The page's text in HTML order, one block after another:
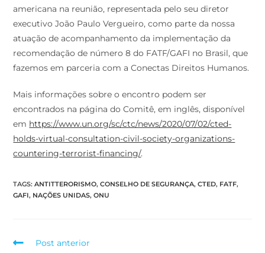
americana na reunião, representada pelo seu diretor
executivo João Paulo Vergueiro, como parte da nossa
atuação de acompanhamento da implementação da
recomendação de número 8 do FATF/GAFI no Brasil, que
fazemos em parceria com a Conectas Direitos Humanos.
Mais informações sobre o encontro podem ser
encontrados na página do Comitê, em inglês, disponível
em https://www.un.org/sc/ctc/news/2020/07/02/cted-
holds-virtual-consultation-civil-society-organizations-
countering-terrorist-financing/.
TAGS:ANTITTERORISMO, CONSELHO DE SEGURANÇA, CTED, FATF,
GAFI, NAÇÕES UNIDAS, ONU
Post anterior